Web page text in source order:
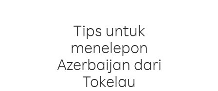
Tips untuk
menelepon
Azerbaijan dari
Tokelau